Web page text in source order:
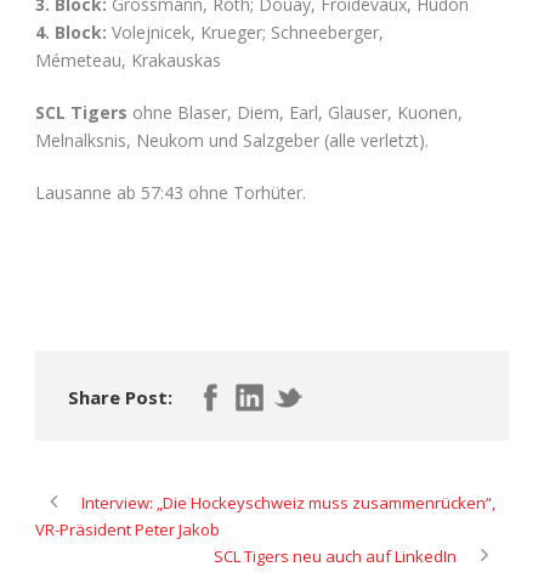
4. Block: Volejnicek, Krueger; Schneeberger,
Mémeteau, Krakauskas
SCL Tigers ohne Blaser, Diem, Earl, Glauser, Kuonen,
Melnalksnis, Neukom und Salzgeber (alle verletzt).
Lausanne ab 57:43 ohne Torhüter.
Share Post:
Interview: „Die Hockeyschweiz muss zusammenrücken“,
VR-Präsident Peter Jakob
SCL Tigers neu auch auf LinkedIn